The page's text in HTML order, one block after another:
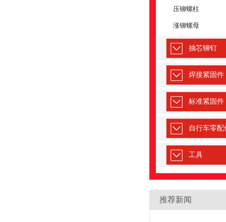
压铆螺柱
涨铆螺母
抽芯铆钉
焊接紧固件
标准紧固件
自行车零配
工具
推荐新闻
嵌入螺母厂家存在
嵌入螺母厂家的基本纲领
是活下来，长久活下来，
企业一定是好企业，这个
镶入螺母企业的发
2022-09-19
一个镶入螺母企业，发展
一个维持发展的规划，该
镶入螺母企业发展战略呢?
不锈钢压铆螺母长
2022-07-23
不锈钢压铆螺母运用长
彻底嵌平;小而精巧,广泛运
···